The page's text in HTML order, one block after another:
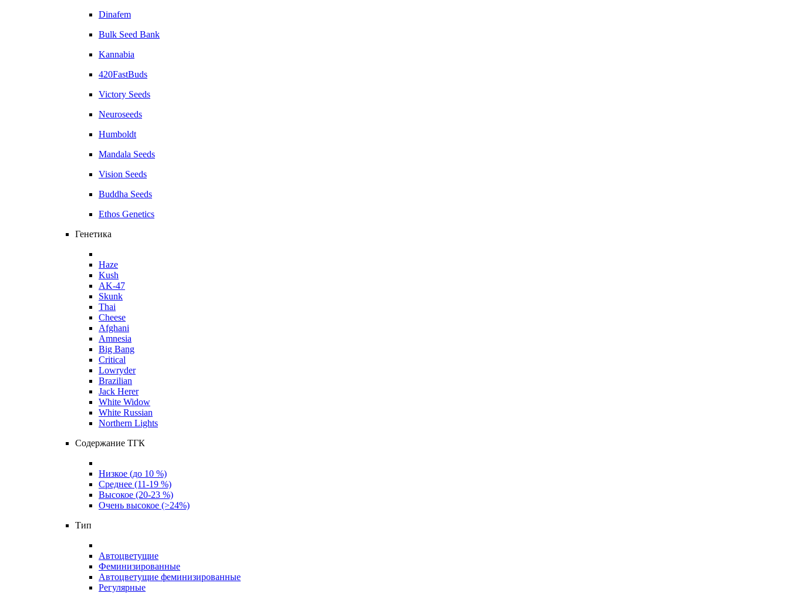
Dinafem
Bulk Seed Bank
Kannabia
420FastBuds
Victory Seeds
Neuroseeds
Humboldt
Mandala Seeds
Vision Seeds
Buddha Seeds
Ethos Genetics
Генетика
Haze
Kush
AK-47
Skunk
Thai
Cheese
Afghani
Amnesia
Big Bang
Critical
Lowryder
Brazilian
Jack Herer
White Widow
White Russian
Northern Lights
Содержание ТГК
Низкое (до 10 %)
Среднее (11-19 %)
Высокое (20-23 %)
Очень высокое (>24%)
Тип
Автоцветущие
Феминизированные
Автоцветущие феминизированные
Регулярные